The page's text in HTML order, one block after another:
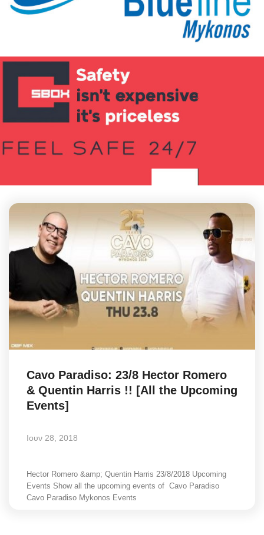
Cavo Paradiso: 23/8 Hector Romero
& Quentin Harris !! [All the Upcoming
Events]
Ιουν 28, 2018
Hector Romero &amp; Quentin Harris 23/8/2018 Upcoming
Events Show all the upcoming events of Cavo Paradiso
Cavo Paradiso Mykonos Events